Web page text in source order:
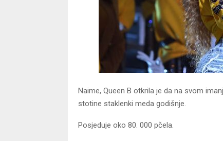
Naime, Queen B otkrila je da na svom
stotine staklenki meda godišnje.
Posjeduje oko 80. 000 pčela.